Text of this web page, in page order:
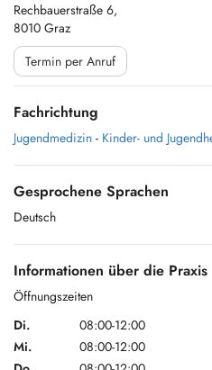
Rechbauerstraße 6,
8010 Graz
Termin per Anruf
Fachrichtung
Jugendmedizin - Kinder- und
Gesprochene Sprachen
Deutsch
Informationen über die Praxis
Öffnungszeiten
Di.
08:00-12:00
Mi.
08:00-12:00